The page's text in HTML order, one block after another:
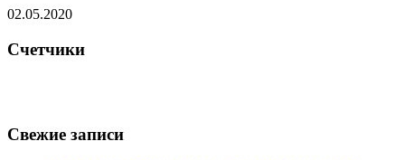
02.05.2020
Счетчики
Свежие записи